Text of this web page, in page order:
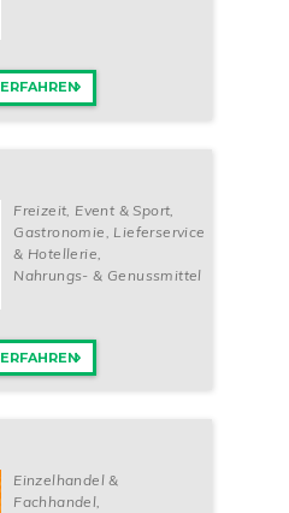
Freizeit, Event & Sport
Gastronomie, Lieferservice
& Hotellerie
Nahrungs- & Genussmittel
Einzelhandel &
Fachhandel,